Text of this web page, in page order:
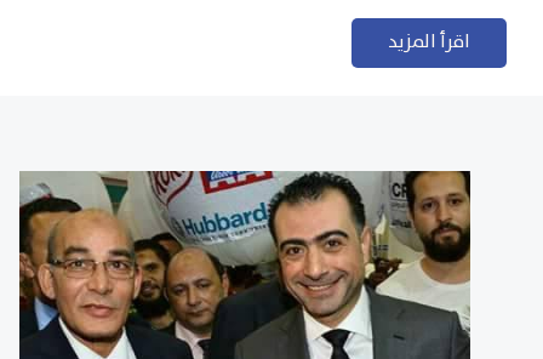
اقرأ المزيد